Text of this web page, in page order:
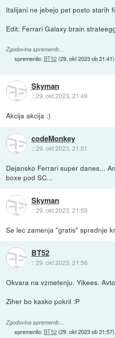
Italijani ne jebejo pet posto starih
Edit: Ferrari Galaxy brain
Zgodovina sprememb…
spremenilo: BT52(29. okt 2023 ob 21:41)
Skyman
::29. okt 2023, 21:49
Akcija akcija :)
codeMonkey
::29. okt 2023, 21:51
Dejansko Ferrari super danes...
boxe pod SC...
Skyman
::29. okt 2023, 21:53
Se lec zamenja "gratis" sprednje
BT52
::29. okt 2023, 21:56
Okvara na vzmetenju. Yikees.
Ziher bo kasko pokril :P
Zgodovina sprememb…
spremenilo: BT52(29. okt 2023 ob 21:57)